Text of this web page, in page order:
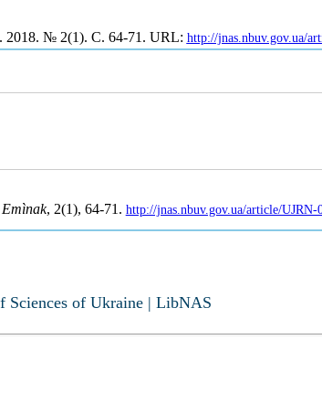
2018. № 2(1). С. 64-71. URL: http://jnas.nbuv.gov.ua/
Emìnak, 2(1), 64-71. http://jnas.nbuv.gov.ua/article/UJRN-
Sciences of Ukraine | LibNAS